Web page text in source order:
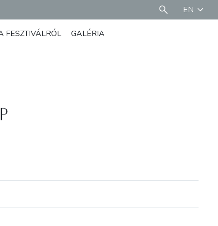
EN
FESZTIVÁLRÓL GALÉRIA